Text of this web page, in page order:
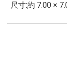
尺寸:約 7.00 ×